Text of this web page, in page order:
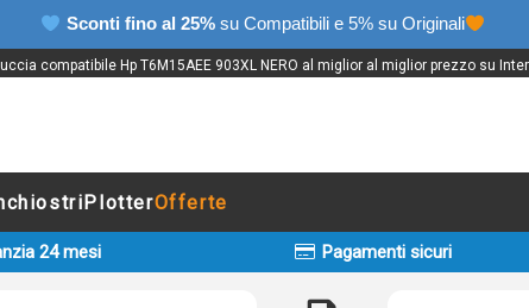
Sconti fino al 25% su Compatibili e 5% su Originali
compatibile Hp T6M15AEE 903XL NERO al miglior al miglior prezzo su
PlotterOfferte
24 mesi Pagamenti sicuri